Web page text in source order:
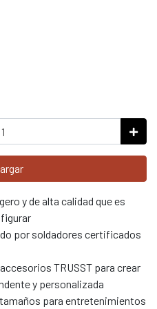
y de alta calidad que es
por soldadores certificados
TRUSST para crear
y personalizada
para entretenimientos